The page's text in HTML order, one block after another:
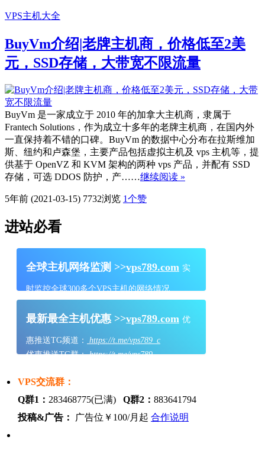
VPS主机大全
BuyVm介绍|老牌主机商，价格低至2美
元，SSD存储，大带宽不限流量
BuyVm 是一家成立于 2010 年的加拿大主机商，隶属于
Frantech Solutions，作为成立十多年的老牌主机商，在国内外
一直保持着不错的口碑。BuyVm 的数据中心分布在拉斯维加
斯、纽约和卢森堡，主要产品包括虚拟主机及 vps 主机等，提
供基于 OpenVZ 和 KVM 架构的两种 vps 产品，并配有 SSD
存储，可选 DDOS 防护，产……继续阅读 »
5年前 (2021-03-15) 7732浏览 1个赞
进站必看
全球主机网络监测 >>vps789.com 实
时监控全球300多个VPS主机的网络情况
最新最全主机优惠 >>vps789.com 优
惠推送TG频道：
https://t.me/vps789_c
优惠推送TG群：https://t.me/vps789
VPS交流群：
Q群1： 283468775(已满) Q群2： 883641794
投稿&广告：
广告位￥100/月起 合作说明